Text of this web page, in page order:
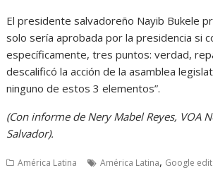
El presidente salvadoreño Nayib Bukele
solo sería aprobada por la presidencia si
específicamente, tres puntos: verdad,
descalificó la acción de la asamblea
ninguno de estos 3 elementos”.
(Con informe de Nery Mabel Reyes, VOA
Salvador).
América Latina América Latina, Google